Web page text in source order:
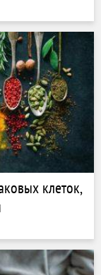
клеток,